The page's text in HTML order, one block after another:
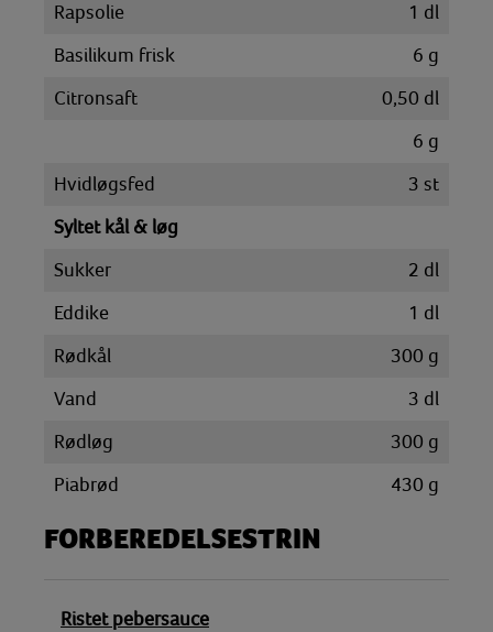
Rapsolie
1 dl
Basilikum frisk
6 g
Citronsaft
0,50 dl
6 g
Hvidløgsfed
3 st
Syltet kål & løg
Sukker
2 dl
Eddike
1 dl
Rødkål
300 g
Vand
3 dl
Rødløg
300 g
Piabrød
430 g
FORBEREDELSESTRIN
Ristet pebersauce